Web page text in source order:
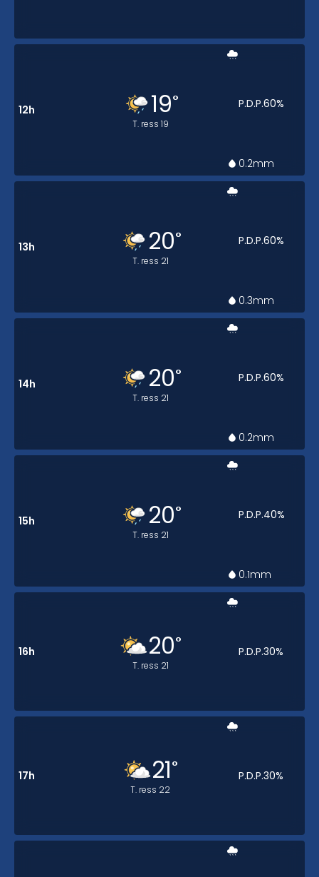
12h 19°
T. ress 19
P.D.P.60%
0.2mm
13h 20°
T. ress 21
P.D.P.60%
0.3mm
14h 20°
T. ress 21
P.D.P.60%
0.2mm
15h 20°
T. ress 21
P.D.P.40%
0.1mm
16h 20°
T. ress 21
P.D.P.30%
17h 21°
T. ress 22
P.D.P.30%